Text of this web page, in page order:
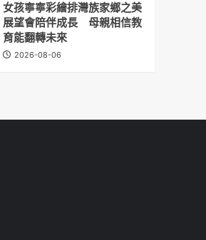
女孩寧寧彩繪排灣族家鄉之美
展望會陪伴成長 母親相信教
育能翻轉未來
2026-08-06